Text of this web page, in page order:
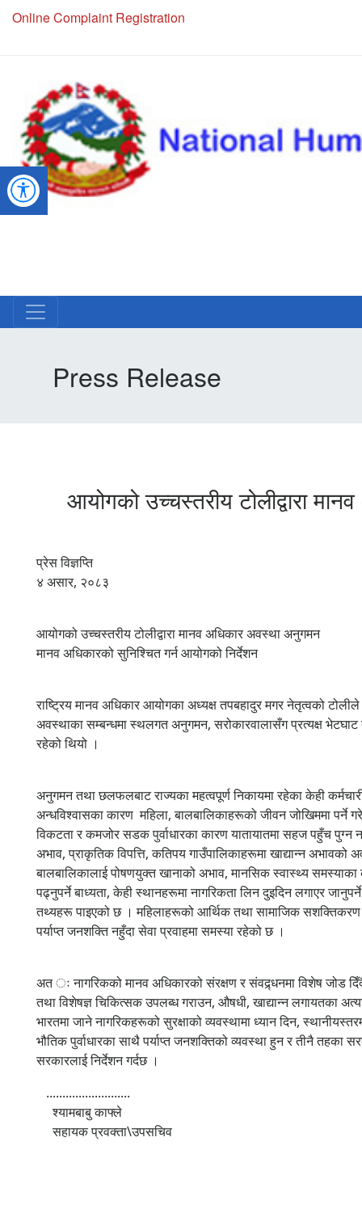
Online Complaint Registration
Press Release
आयोगको उच्चस्तरीय टोलीद्वारा
प्रेस विज्ञप्ति
४ असार, २०८३
आयोगको उच्चस्तरीय टोलीद्वारा मानव अधिकार अवस्था अनुगमन
मानव अधिकारको सुनिश्चित गर्न आयोगको निर्देशन
राष्ट्रिय मानव अधिकार आयोगका अध्यक्ष तपबहादुर मगर नेतृत्वको
अवस्थाका सम्बन्धमा स्थलगत अनुगमन, सरोकारवालासँग प्रत्यक्ष
रहेको थियो ।
अनुगमन तथा छलफलबाट राज्यका महत्वपूर्ण निकायमा रहेका केही
अन्धविश्वासका कारण महिला, बालबालिकाहरूको जीवन जोखिममा
विकटता र कमजोर सडक पुर्वाधारका कारण यातायातमा सहज पहुँच
अभाव, प्राकृतिक विपत्ति, कतिपय गाउँपालिकाहरूमा खाद्यान्न अभावको
बालबालिकालाई पोषणयुक्त खानाको अभाव, मानसिक स्वास्थ्य
पढ्नुपर्ने बाध्यता, केही स्थानहरूमा नागरिकता लिन दुइदिन लगाएर
तथ्यहरू पाइएको छ । महिलाहरूको आर्थिक तथा सामाजिक सशक्तिकरण
पर्याप्त जनशक्ति नहुँदा सेवा प्रवाहमा समस्या रहेको छ ।
अत ः नागरिकको मानव अधिकारको संरक्षण र संवद्र्धनमा विशेष जोड
तथा विशेषज्ञ चिकित्सक उपलब्ध गराउन, औषधी, खाद्यान्न लगायतका
भारतमा जाने नागरिकहरूको सुरक्षाको व्यवस्थामा ध्यान दिन,
भौतिक पुर्वाधारका साथै पर्याप्त जनशक्तिको व्यवस्था हुन र तीनै तहका
सरकारलाई निर्देशन
..........................
श्यामबाबु काफ्ले
सहायक प्रवक्ता\उपसचिव